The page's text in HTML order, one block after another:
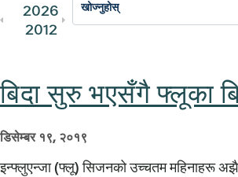
2026 2025
2012
2011
बिदा सुरु भएसँगै फ्लूका
डिसेम्बर १९, २०१९
इन्फ्लुएन्जा (फ्लू) सिजनको उच्चतम महिनाहरू अझै